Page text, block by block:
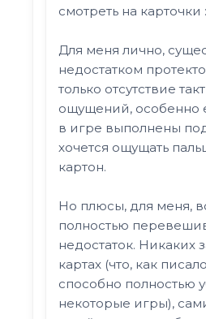
смотреть на карточки
Для меня лично,
недостатком
только отсутствие
ощущений, особенно
в игре выполнены
хочется ощущать
картон.
Но плюсы, для меня,
полностью
недостаток. Никаких
картах (что, как
способно полностью
некоторые игры),